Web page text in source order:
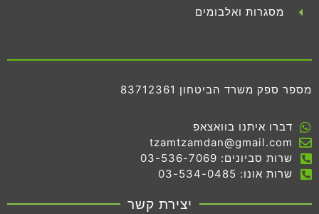
מסגרות ואלבומים
מספר ספק משרד הביטחון 83712361
דברו איתנו בוואצאפ
tzamtzamdan@gmail.com
שרות סביונים: 03-536-7069
שרות אונו: 03-534-0485
יצירת קשר